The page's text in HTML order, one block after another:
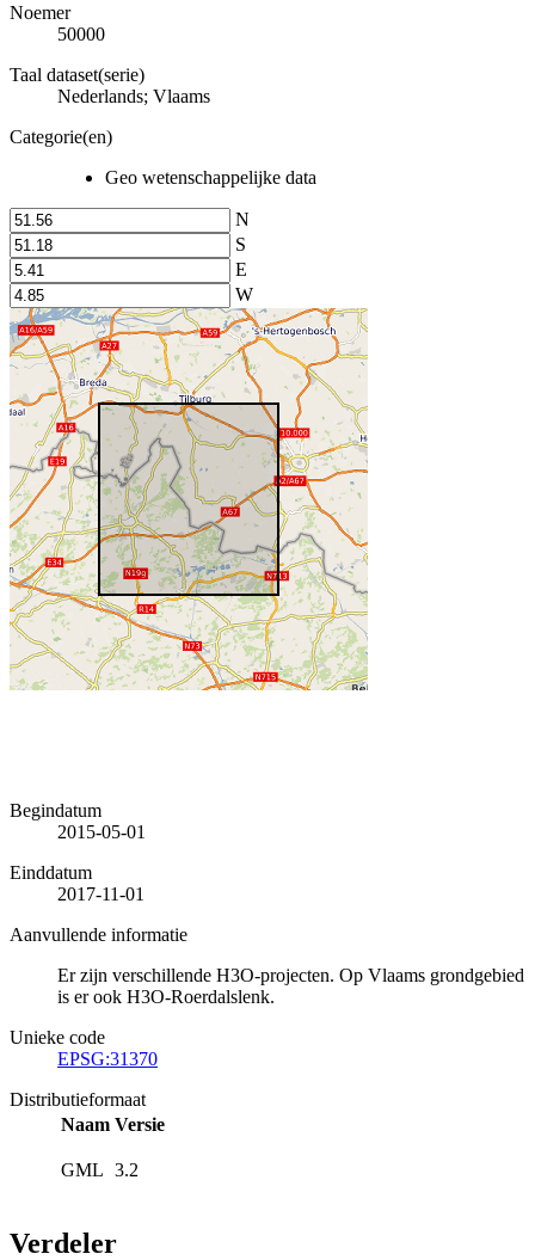
Noemer
50000
Taal dataset(serie)
Nederlands; Vlaams
Categorie(en)
Geo wetenschappelijke data
N
S
E
W
Begindatum
2015-05-01
Einddatum
2017-11-01
Aanvullende informatie
Er zijn verschillende H3O-projecten. Op Vlaams grondgebied
is er ook H3O-Roerdalslenk.
Unieke code
EPSG:31370
Distributieformaat
Naam Versie
GML 3.2
Verdeler